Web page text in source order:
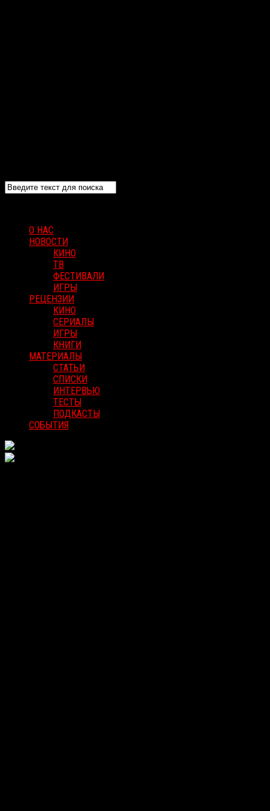
О НАС
НОВОСТИ
КИНО
ТВ
ФЕСТИВАЛИ
ИГРЫ
РЕЦЕНЗИИ
КИНО
СЕРИАЛЫ
ИГРЫ
КНИГИ
МАТЕРИАЛЫ
СТАТЬИ
СПИСКИ
ИНТЕРВЬЮ
ТЕСТЫ
ПОДКАСТЫ
СОБЫТИЯ